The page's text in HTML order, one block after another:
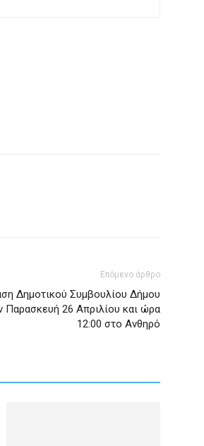
Επόμενο άρθρο
Δημοτικού Συμβουλίου Δήμου
Παρασκευή 26 Απριλίου και ώρα
12:00 στο Ανθηρό